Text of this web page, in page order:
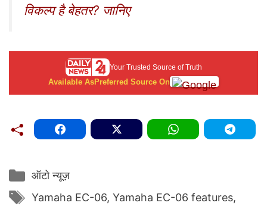
विकल्प है बेहतर? जानिए
Your Trusted Source of Truth
Available AsPreferred Source On
Categories
ऑटो न्यूज़
Tags
Yamaha EC-06, Yamaha EC-06 features,